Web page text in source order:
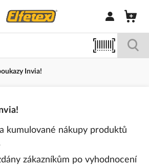
Přihlásit/
Invia!
kumulované nákupy produktů
zákazníkům po vyhodnocení